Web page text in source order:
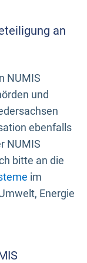
an
NUMIS
und
ebenfalls
NUMIS
bitte an die
im
Energie